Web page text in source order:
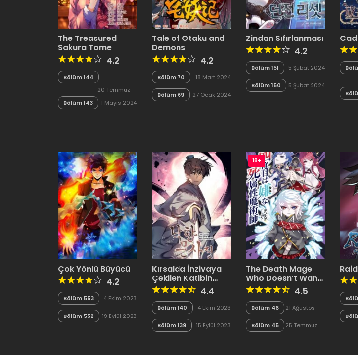
The Treasured
Sakura Tome
4.2
Bölüm 144
20 Temmuz
2024
Bölüm 143 1 Mayıs 2024
Tale of Otaku and
Demons
4.2
Bölüm 70 18 Mart 2024
Bölüm 69 27 Ocak 2024
Zindan Sıfırlanması
4.2
Bölüm 151 5 Şubat 2024
Bölüm 150 5 Şubat 2024
Çok Yönlü Büyücü
4.2
Bölüm 553 4 Ekim 2023
Bölüm 552 19 Eylül 2023
Kırsalda İnzivaya
Çekilen Katibin
Hikayesi
4.4
Bölüm 140 4 Ekim 2023
Bölüm 139 15 Eylül 2023
18+
The Death Mage
Who Doesn’t Want
A Fourth Time4.5
Bölüm 46
21 Ağustos
Bölüm 45
25 Temmuz
Raid